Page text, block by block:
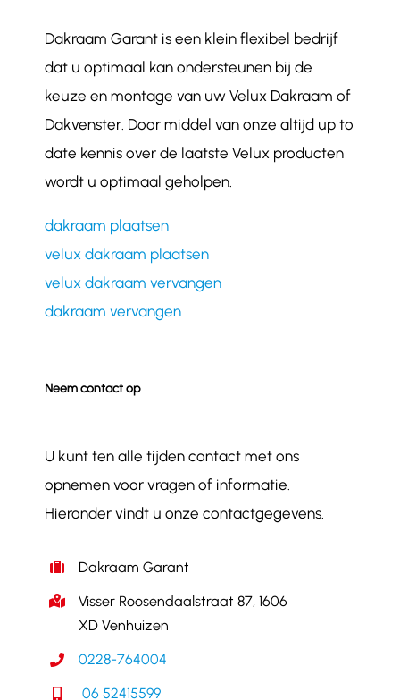
Dakraam Garant is een klein flexibel bedrijf
dat u optimaal kan ondersteunen bij de
keuze en montage van uw Velux Dakraam of
Dakvenster. Door middel van onze altijd up to
date kennis over de laatste Velux producten
wordt u optimaal geholpen.
dakraam plaatsen
velux dakraam plaatsen
velux dakraam vervangen
dakraam vervangen
Neem contact op
U kunt ten alle tijden contact met ons
opnemen voor vragen of informatie.
Hieronder vindt u onze contactgegevens.
Dakraam Garant
Visser Roosendaalstraat 87, 1606
XD Venhuizen
0228-764004
06 52415599